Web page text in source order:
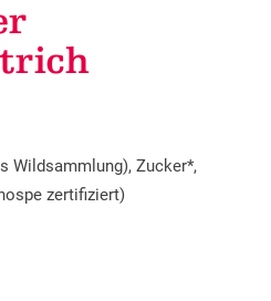
Wildsammlung), Zucker*,
zertifiziert)